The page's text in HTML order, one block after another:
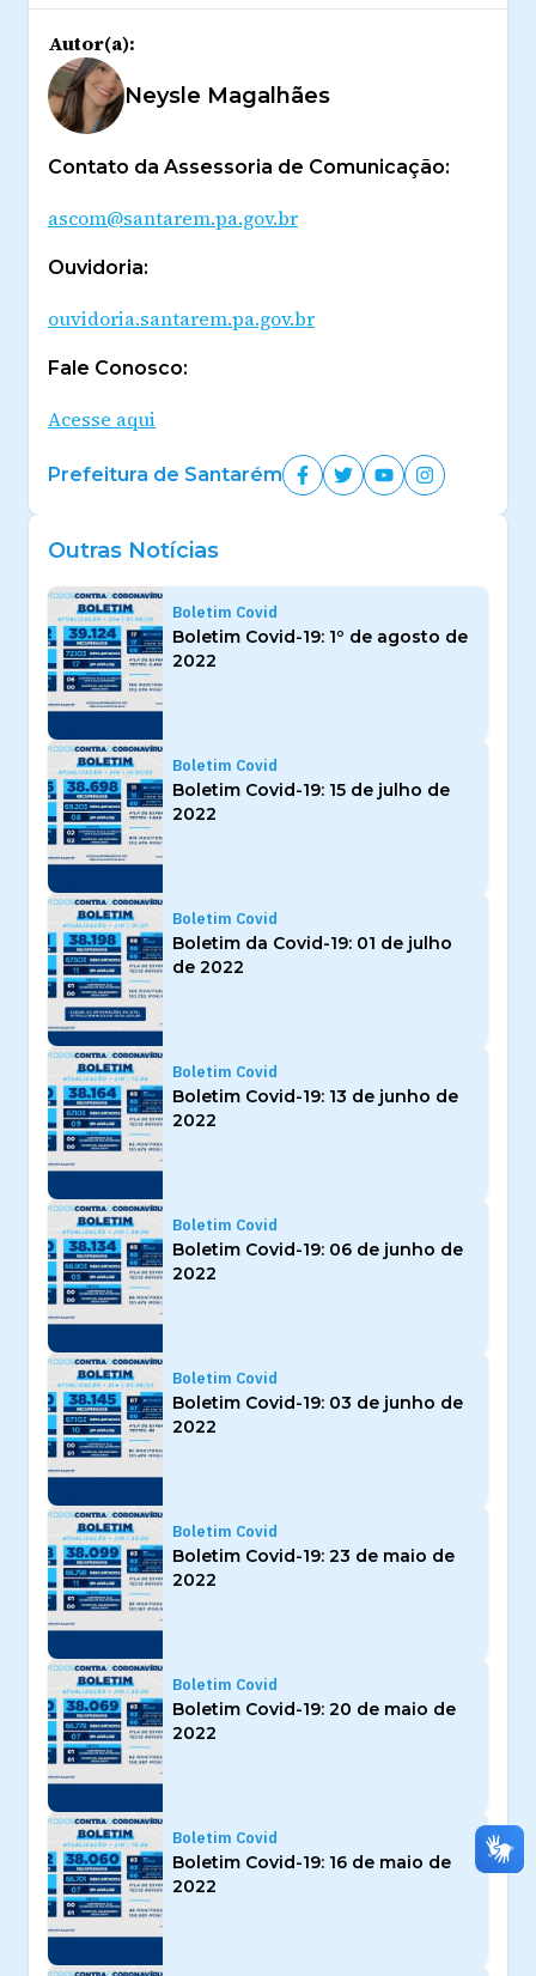
Autor(a):
Neysle Magalhães
Contato da Assessoria de Comunicação:
ascom@santarem.pa.gov.br
Ouvidoria:
ouvidoria.santarem.pa.gov.br
Fale Conosco:
Acesse aqui
Prefeitura de Santarém
Outras Notícias
Boletim Covid
Boletim Covid-19: 1º de agosto de
2022
Boletim Covid
Boletim Covid-19: 15 de julho de
2022
Boletim Covid
Boletim da Covid-19: 01 de julho
de 2022
Boletim Covid
Boletim Covid-19: 13 de junho de
2022
Boletim Covid
Boletim Covid-19: 06 de junho de
2022
Boletim Covid
Boletim Covid-19: 03 de junho de
2022
Boletim Covid
Boletim Covid-19: 23 de maio de
2022
Boletim Covid
Boletim Covid-19: 20 de maio de
2022
Boletim Covid
Boletim Covid-19: 16 de maio de
2022